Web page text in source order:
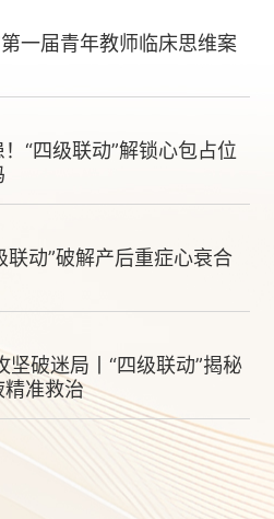
一届青年教师临床思维案
“四级联动”解锁心包占位
联动”破解产后重症心衰合
坚破迷局丨“四级联动”揭秘
精准救治